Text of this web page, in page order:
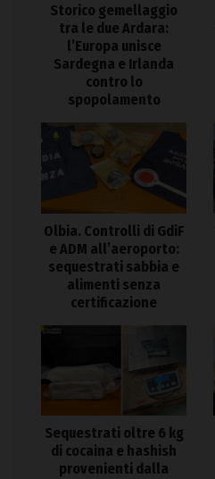
Storico gemellaggio
tra le due Ardara:
l’Europa unisce
Sardegna e Irlanda
contro lo
spopolamento
Olbia. Controlli di GdiF
e ADM all’aeroporto:
sequestrati sabbia e
alimenti senza
certificazione
Sequestrati oltre 6 kg
di cocaina e hashish
provenienti dalla